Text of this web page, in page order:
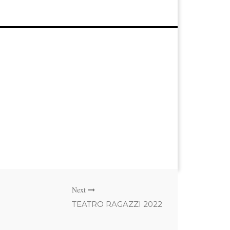
Next
TEATRO RAGAZZI 2022